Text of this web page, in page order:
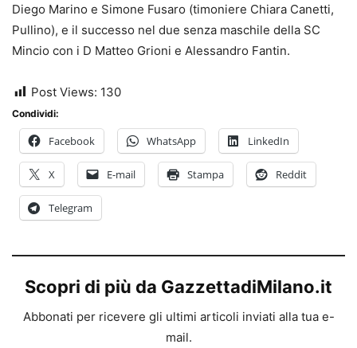
Diego Marino e Simone Fusaro (timoniere Chiara Canetti,
Pullino), e il successo nel due senza maschile della SC
Mincio con i D Matteo Grioni e Alessandro Fantin.
Post Views: 130
Condividi:
Facebook WhatsApp LinkedIn
X E-mail Stampa Reddit
Telegram
Scopri di più da GazzettadiMilano.it
Abbonati per ricevere gli ultimi articoli inviati alla tua e-
mail.